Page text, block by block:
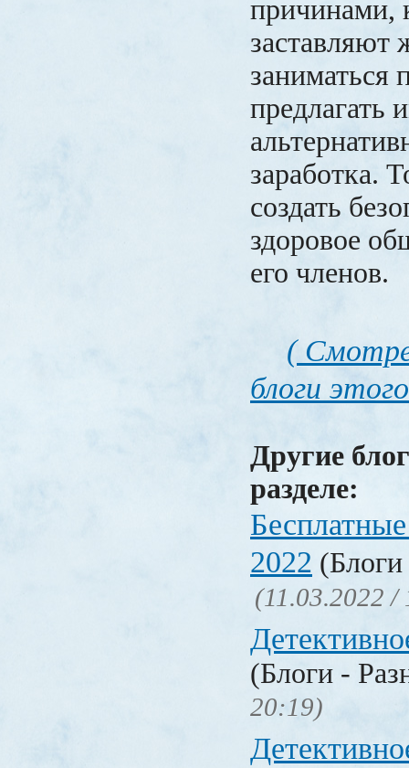
причинами,
заниматься
предлагать
заработка.
создать
здоровое
его членов.
(
блоги
Другие
разделе:
2022
(11.03.2022 /
(Блоги -
20:19)